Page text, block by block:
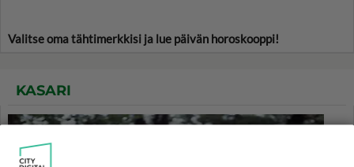
Valitse oma tähtimerkkisi ja lue päivän horoskooppi!
KASARI